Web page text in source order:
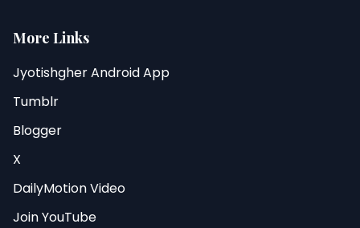
More Links
Jyotishgher Android App
Tumblr
Blogger
X
DailyMotion Video
Join YouTube